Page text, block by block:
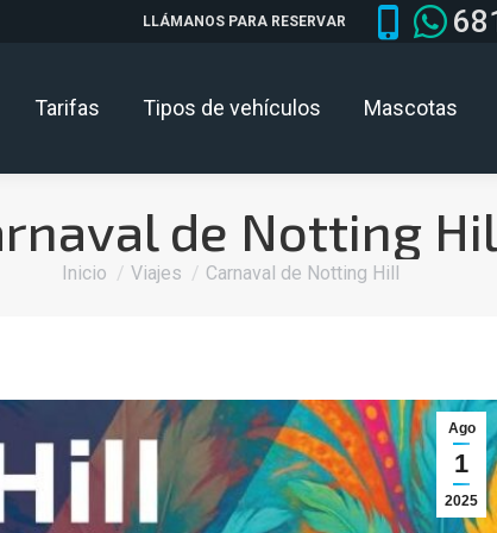
LLÁMANOS PARA RESERVAR
Tarifas Tipos de vehículos Mascotas
de Notting
Estás aquí:
Inicio Viajes Carnaval de Notting Hill
Ago
1
2025